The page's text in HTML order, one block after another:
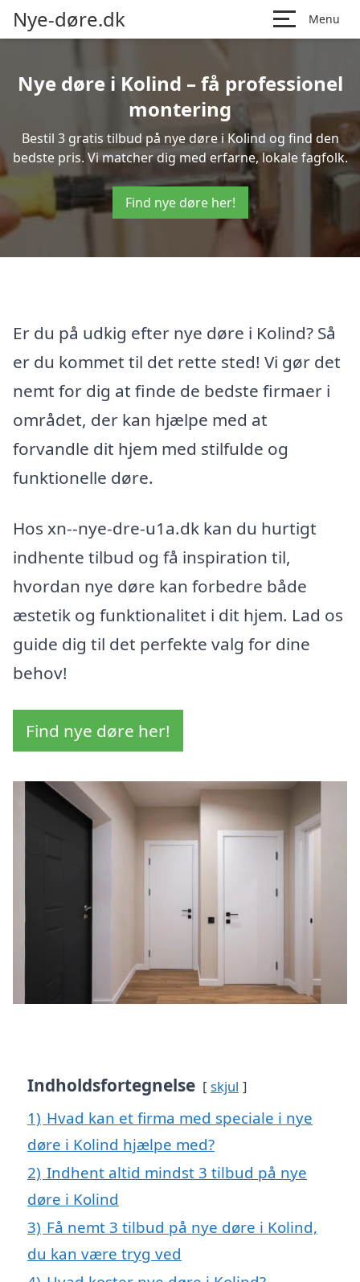
Nye-døre.dk Menu
Nye døre i Kolind – få professionel
montering
Bestil 3 gratis tilbud på nye døre i Kolind og find den
bedste pris. Vi matcher dig med erfarne, lokale fagfolk.
Find nye døre her!
Er du på udkig efter nye døre i Kolind? Så
er du kommet til det rette sted! Vi gør det
nemt for dig at finde de bedste firmaer i
området, der kan hjælpe med at
forvandle dit hjem med stilfulde og
funktionelle døre.
Hos xn--nye-dre-u1a.dk kan du hurtigt
indhente tilbud og få inspiration til,
hvordan nye døre kan forbedre både
æstetik og funktionalitet i dit hjem. Lad os
guide dig til det perfekte valg for dine
behov!
Find nye døre her!
Indholdsfortegnelse skjul
1) Hvad kan et firma med speciale i nye
døre i Kolind hjælpe med?
2) Indhent altid mindst 3 tilbud på nye
døre i Kolind
3) Få nemt 3 tilbud på nye døre i Kolind,
du kan være tryg ved